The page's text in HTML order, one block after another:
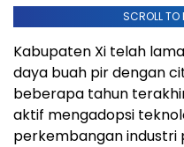
SCROLL TO
Kabupaten Xi telah
daya buah pir dengan
beberapa tahun
aktif mengadopsi
perkembangan industri